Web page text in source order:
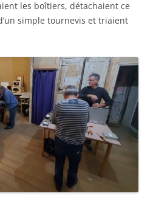
les boîtiers, détachaient ce
simple tournevis et triaient